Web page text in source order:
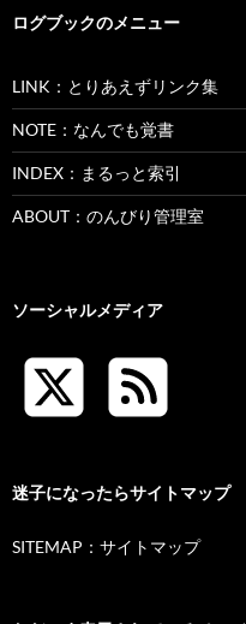
ログブックのメニュー
LINK：とりあえずリンク集
NOTE：なんでも覚書
INDEX：まるっと索引
ABOUT：のんびり管理室
ソーシャルメディア
迷子になったらサイトマップ
SITEMAP：サイトマップ